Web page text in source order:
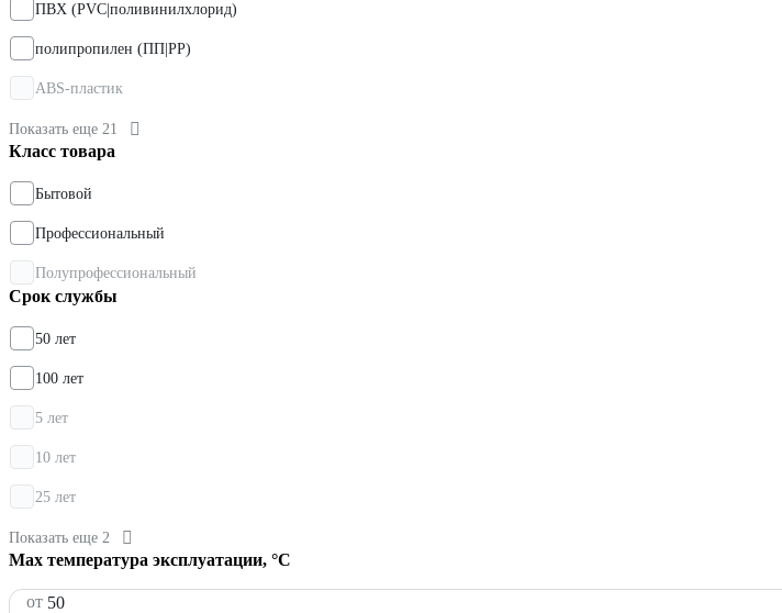
ПВХ (PVC|поливинилхлорид)
полипропилен (ПП|PP)
ABS-пластик
Показать еще 21
Класс товара
Бытовой
Профессиональный
Полупрофессиональный
Срок службы
50 лет
100 лет
5 лет
10 лет
25 лет
Показать еще 2
Max температура эксплуатации, °С
от